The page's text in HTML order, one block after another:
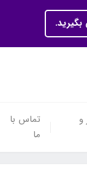
و
تماس با
ما